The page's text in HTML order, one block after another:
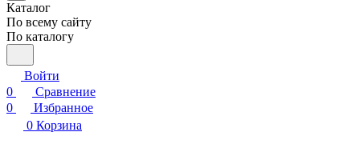
Каталог
По всему сайту
По каталогу
Войти
0
Сравнение
0
Избранное
0 Корзина